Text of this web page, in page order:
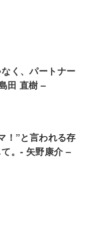
く、パートナー
田 直樹 –
！”と言われる存
。- 矢野康介 –